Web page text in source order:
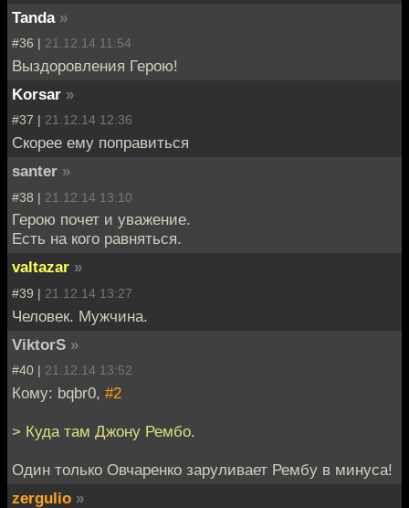
Tanda »
#36 | 21.12.14 11:54
Выздоровления Герою!
Korsar »
#37 | 21.12.14 12:36
Скорее ему поправиться
santer »
#38 | 21.12.14 13:10
Герою почет и уважение.
Есть на кого равняться.
valtazar »
#39 | 21.12.14 13:27
Человек. Мужчина.
ViktorS »
#40 | 21.12.14 13:52
Кому: bqbr0, #2
> Куда там Джону Рембо.
Один только Овчаренко заруливает Рембу в минуса!
zergulio »